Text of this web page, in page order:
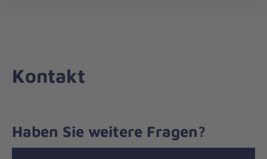
zum
Kontakt
Haben Sie weitere Fragen?